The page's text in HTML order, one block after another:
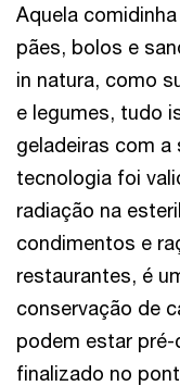
Aquela
pães, bolos e
in natura, como
e legumes, tudo
geladeiras com a
tecnologia foi
radiação na
condimentos e
restaurantes, é
conservação de
podem estar
finalizado no